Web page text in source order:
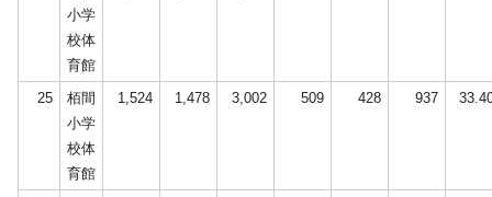
小学
校体
育館
25
栢間
小学
校体
育館
1,524 1,478 3,002 509 428 937